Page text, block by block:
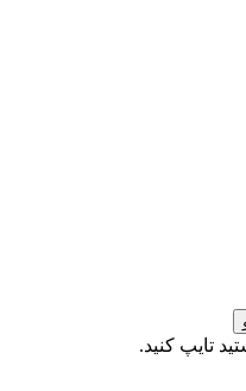
تایپ کنید.